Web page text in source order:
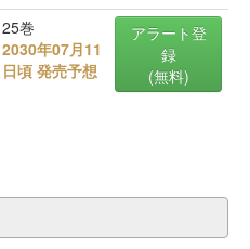
25巻
2030年07月11
日頃 発売予想
アラート登
録
(無料)